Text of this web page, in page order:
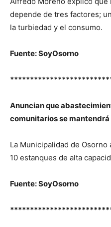
depende de tres factores;
la turbiedad y el consumo.
Fuente: SoyOsorno
Anuncian que
comunitarios se mantendrá
La Municipalidad de
10 estanques de alta
Fuente: SoyOsorno